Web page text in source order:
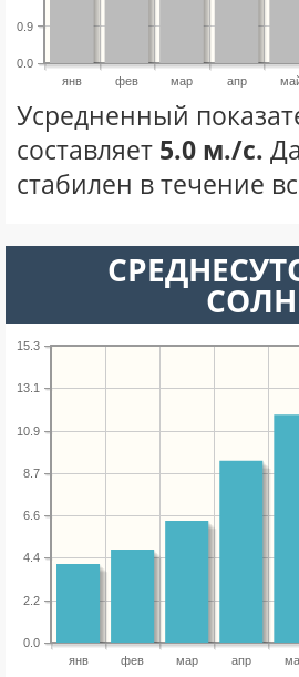
янв фев мар апр
0.0
0.9
Усредненный
составляет 5.0 м./с.
стабилен в течение
янв фев мар апр
0.0
2.2
4.4
6.6
8.7
10.9
13.1
15.3